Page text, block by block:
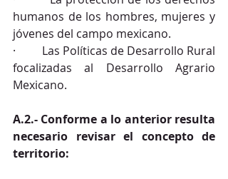
humanos de los hombres, mujeres y
jóvenes del campo mexicano.
·         Las Políticas de Desarrollo Rural
focalizadas al Desarrollo Agrario
Mexicano.
A.2.- Conforme a lo anterior resulta
necesario revisar el concepto de
territorio: